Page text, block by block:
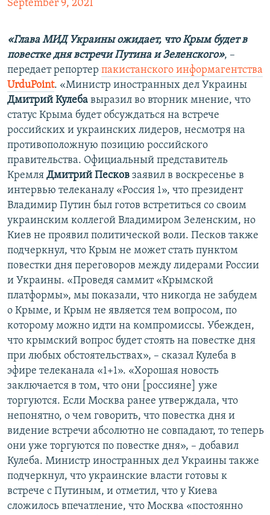
September 9, 2021
«Глава МИД Украины ожидает, что Крым будет в
повестке дня встречи Путина и Зеленского», –
передает репортер пакистанского информагентства
UrduPoint. «Министр иностранных дел Украины
Дмитрий Кулеба выразил во вторник мнение, что
статус Крыма будет обсуждаться на встрече
российских и украинских лидеров, несмотря на
противоположную позицию российского
правительства. Официальный представитель
Кремля Дмитрий Песков заявил в воскресенье в
интервью телеканалу «Россия 1», что президент
Владимир Путин был готов встретиться со своим
украинским коллегой Владимиром Зеленским, но
Киев не проявил политической воли. Песков также
подчеркнул, что Крым не может стать пунктом
повестки дня переговоров между лидерами России
и Украины. «Проведя саммит «Крымской
платформы», мы показали, что никогда не забудем
о Крыме, и Крым не является тем вопросом, по
которому можно идти на компромиссы. Убежден,
что крымский вопрос будет стоять на повестке дня
при любых обстоятельствах», – сказал Кулеба в
эфире телеканала «1+1». «Хорошая новость
заключается в том, что они [россияне] уже
торгуются. Если Москва ранее утверждала, что
непонятно, о чем говорить, что повестка дня и
видение встречи абсолютно не совпадают, то теперь
они уже торгуются по повестке дня», – добавил
Кулеба. Министр иностранных дел Украины также
подчеркнул, что украинские власти готовы к
встрече с Путиным, и отметил, что у Киева
сложилось впечатление, что Москва «постоянно